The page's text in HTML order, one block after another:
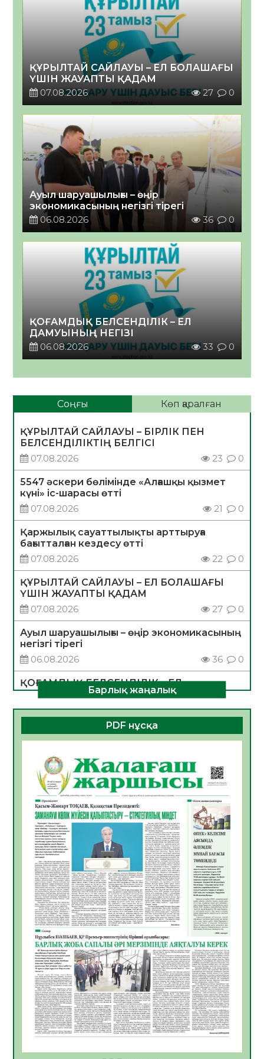
ҚҰРЫЛТАЙ САЙЛАУЫ – ЕЛ БОЛАШАҒЫ
ҮШІН ЖАУАПТЫ ҚАДАМ
07.08.2026
27 0
Ауыл шаруашылығы – өңір
экономикасының негізгі тірегі
06.08.2026
36 0
ҚОҒАМДЫҚ БЕЛСЕНДІЛІК – ЕЛ
ДАМУЫНЫҢ НЕГІЗІ
06.08.2026
33 0
Соңғы Көп қаралған
ҚҰРЫЛТАЙ САЙЛАУЫ – БІРЛІК ПЕН
БЕЛСЕНДІЛІКТІҢ БЕЛГІСІ
07.08.2026
23 0
5547 әскери бөлімінде «Алғашқы қызмет
күні» іс-шарасы өтті
07.08.2026
21 0
Қаржылық сауаттылықты арттыруға
бағытталған кездесу өтті
07.08.2026
22 0
ҚҰРЫЛТАЙ САЙЛАУЫ – ЕЛ БОЛАШАҒЫ
ҮШІН ЖАУАПТЫ ҚАДАМ
07.08.2026
27 0
Ауыл шаруашылығы – өңір экономикасының
негізгі тірегі
06.08.2026
36 0
ҚОҒАМДЫҚ БЕЛСЕНДІЛІК – ЕЛ
ДАМУЫНЫҢ НЕГІЗІ
06.08.2026
33 0
ҚҰРЫЛТАЙ САЙЛАУЫ – БОЛАШАҚҚА
БАСТАР ЖАУАПТЫ ТАҢДАУ
06.08.2026
Инфекциялық ауруларға қарсы иммундау
жұмыстарының тиімділігі
06.08.2026
37
Көкжөтел ауруы туралы
06.08.2026
33
АПВ вакцинасы туралы мәлімет
06.08.2026
34
Open Air: Қызылорда облысы полиция
департаменті 20 мыңнан астам
көрерменнің қауіпсіздігін қамтамасыз етті
06.08.2026
46
ҚЫЗЫЛОРДАДА «САНАЛЫ ҰРПАҚ –
ЖАРҚЫН БОЛАШАҚ» АТТЫ КЕҢЕЙТІЛГЕН
МӘЖІЛІС ӨТТІ
05.08.2026
46
Қазақстан Орталық Азиядағы көшуге ең
Барлық жаңалық
PDF нұсқа